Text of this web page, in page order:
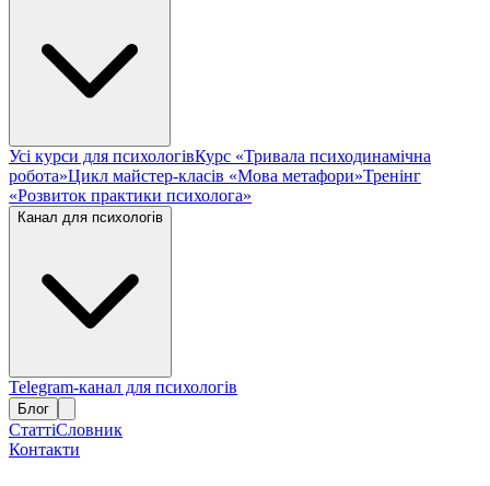
Усі курси для психологівКурс «Тривала психодинамічна
робота»Цикл майстер-класів «Мова метафори»Тренінг
«Розвиток практики психолога»
Канал для психологів
Telegram-канал для психологів
Блог
СтаттіСловник
Контакти